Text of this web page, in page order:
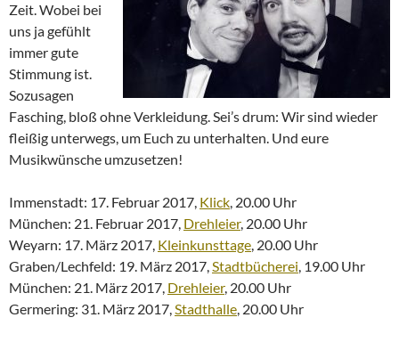
Zeit. Wobei bei
uns ja gefühlt
immer gute
Stimmung ist.
Sozusagen
Fasching, bloß ohne Verkleidung. Sei’s drum: Wir sind wieder
fleißig unterwegs, um Euch zu unterhalten. Und eure
Musikwünsche umzusetzen!
Immenstadt: 17. Februar 2017, Klick, 20.00 Uhr
München: 21. Februar 2017, Drehleier, 20.00 Uhr
Weyarn: 17. März 2017, Kleinkunsttage, 20.00 Uhr
Graben/Lechfeld: 19. März 2017,Stadtbücherei, 19.00 Uhr
München: 21. März 2017, Drehleier, 20.00 Uhr
Germering: 31. März 2017,Stadthalle, 20.00 Uhr